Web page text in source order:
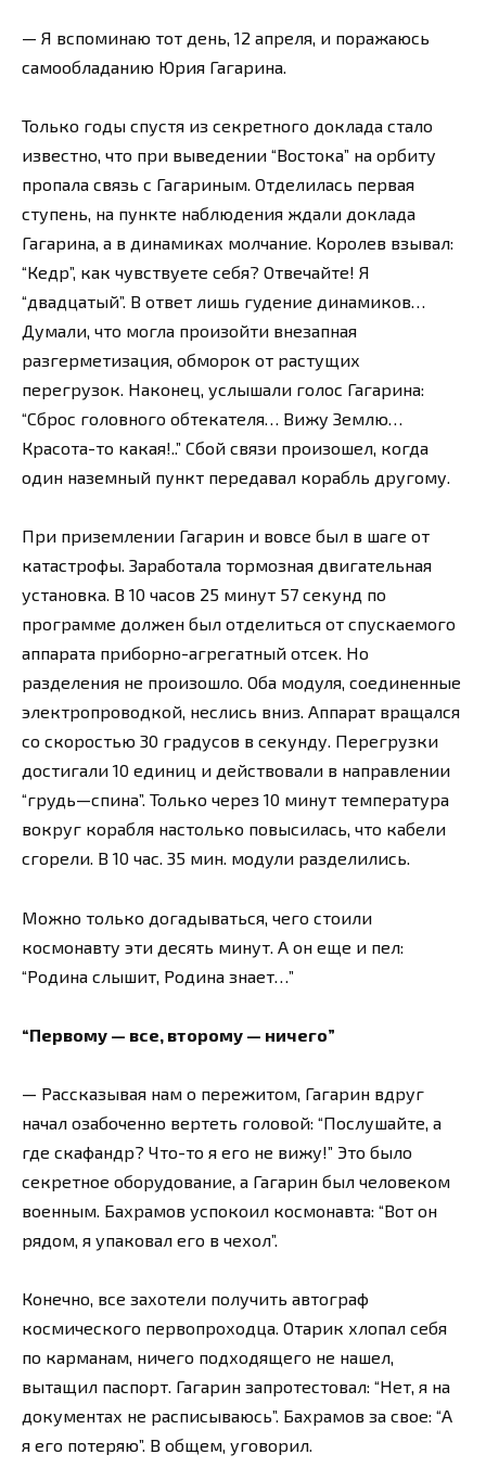
— Я вспоминаю тот день, 12 апреля, и поражаюсь
самообладанию Юрия Гагарина.
Только годы спустя из секретного доклада стало
известно, что при выведении “Востока” на орбиту
пропала связь с Гагариным. Отделилась первая
ступень, на пункте наблюдения ждали доклада
Гагарина, а в динамиках молчание. Королев взывал:
“Кедр”, как чувствуете себя? Отвечайте! Я
“двадцатый”. В ответ лишь гудение динамиков…
Думали, что могла произойти внезапная
разгерметизация, обморок от растущих
перегрузок. Наконец, услышали голос Гагарина:
“Сброс головного обтекателя… Вижу Землю…
Красота-то какая!..” Сбой связи произошел, когда
один наземный пункт передавал корабль другому.
При приземлении Гагарин и вовсе был в шаге от
катастрофы. Заработала тормозная двигательная
установка. В 10 часов 25 минут 57 секунд по
программе должен был отделиться от спускаемого
аппарата приборно-агрегатный отсек. Но
разделения не произошло. Оба модуля, соединенные
электропроводкой, неслись вниз. Аппарат вращался
со скоростью 30 градусов в секунду. Перегрузки
достигали 10 единиц и действовали в направлении
“грудь—спина”. Только через 10 минут температура
вокруг корабля настолько повысилась, что кабели
сгорели. В 10 час. 35 мин. модули разделились.
Можно только догадываться, чего стоили
космонавту эти десять минут. А он еще и пел:
“Родина слышит, Родина знает…”
“Первому — все, второму — ничего”
— Рассказывая нам о пережитом, Гагарин вдруг
начал озабоченно вертеть головой: “Послушайте, а
где скафандр? Что-то я его не вижу!” Это было
секретное оборудование, а Гагарин был человеком
военным. Бахрамов успокоил космонавта: “Вот он
рядом, я упаковал его в чехол”.
Конечно, все захотели получить автограф
космического первопроходца. Отарик хлопал себя
по карманам, ничего подходящего не нашел,
вытащил паспорт. Гагарин запротестовал: “Нет, я на
документах не расписываюсь”. Бахрамов за свое: “А
я его потеряю”. В общем, уговорил.